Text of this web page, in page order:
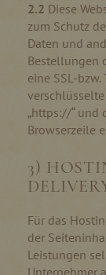
2.2 Diese
zum Schutz
Daten und
Bestellungen
eine SSL-
„https://“ und
Browserzeile
3)
Für das
der
Leistungen
Unternehmer